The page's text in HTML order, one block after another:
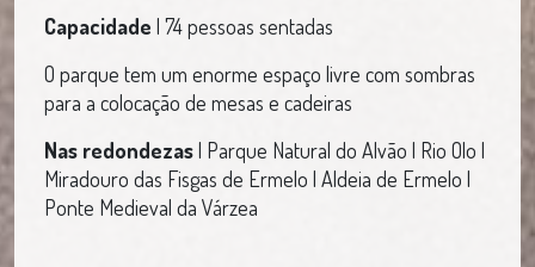
Capacidade | 74 pessoas sentadas
O parque tem um enorme espaço livre com sombras
para a colocação de mesas e cadeiras
Nas redondezas| Parque Natural do Alvão | Rio Olo |
Miradouro das Fisgas de Ermelo | Aldeia de Ermelo |
Ponte Medieval da Várzea